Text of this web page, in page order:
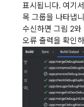
표시됩니다. 여기
목 그룹을 나타냅
수신하면 그림 2
오류 출력을 확인